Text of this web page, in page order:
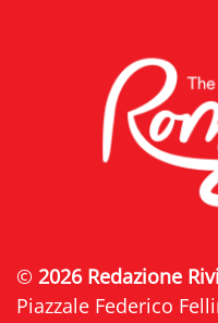
© 2026 Redazione
Piazzale Federico